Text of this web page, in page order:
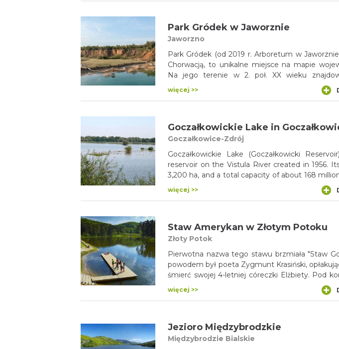
nazwa wszystkich pozostałych akwenów.
Park Gródek w Jaworznie
Jaworzno
Park Gródek (od 2019 r. Arboretum w
Chorwacją, to unikalne miejsce na mapie
Na jego terenie w 2. poł. XX wieku
cementowni i zakładów dolomitowych.
mieszkańców Śląska i nie tylko!
więcej >>
Goczałkowickie Lake in
Goczałkowice-Zdrój
Goczałkowickie Lake (Goczałkowicki
reservoir on the Vistula River created in 1956.
3,200 ha, and a total capacity of about 168
the dam - 2980 m. It is a reservoir that supplies
the Upper Silesian Industrial District. In
więcej >>
Staw Amerykan w Złotym Potoku
Złoty Potok
Pierwotna nazwa tego stawu brzmiała "Staw
powodem był poeta Zygmunt Krasiński,
śmierć swojej 4-letniej córeczki Elżbiety. Pod
Raczyńskich zmienił nazwę stawu na
senatora amerykańskiego, który przywiózł zza
tu park linowy oraz wypożyczalnia
skorzystać, jadąc zielonym szlakiem ku
więcej >>
Jezioro Międzybrodzkie
Międzybrodzie Bialskie